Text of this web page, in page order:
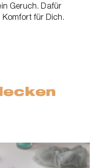
Geruch. Dafür
für Dich.